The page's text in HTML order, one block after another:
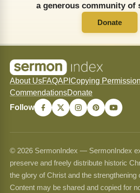
a generous community of
Donate
About UsFAQAPI Copying
CommendationsDonate
Follow
© 2026 SermonIndex — SermonIndex
preserve and freely distribute historic
the glory of Christ and the strengthening
Content may be shared and copied for